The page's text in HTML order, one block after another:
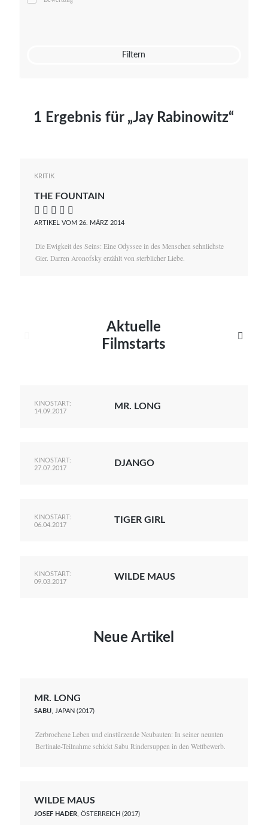
Mato von Vogelstein
Filtern
1 Ergebnis für „Jay Rabinowitz“
KRITIK
THE FOUNTAIN
    
ARTIKEL VOM 26. MÄRZ 2014
Die Ewigkeit des Seins: Eine Odyssee in des Menschen sehnlichste
Gier. Darren Aronofsky erzählt von sterblicher Liebe.
Aktuelle
Filmstarts

KINOSTART:
14.09.2017
MR. LONG
KINOSTART:
27.07.2017
DJANGO
KINOSTART:
06.04.2017
TIGER GIRL
KINOSTART:
09.03.2017
WILDE MAUS
Neue Artikel
MR. LONG
SABU, JAPAN (2017)
Zerbrochene Leben und einstürzende Neubauten: In seiner neunten
Berlinale-Teilnahme schickt Sabu Rindersuppen in den Wettbewerb.
WILDE MAUS
JOSEF HADER , ÖSTERREICH (2017)